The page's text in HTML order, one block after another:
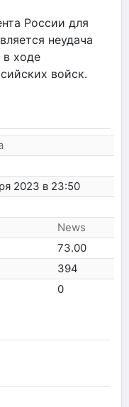
России для
неудача
ходе
войск.
2023 в 23:50
News
73.00
394
0